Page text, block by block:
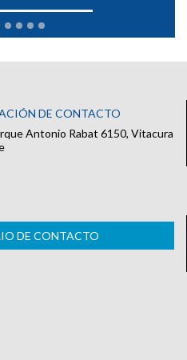
DE CONTACTO
Antonio Rabat 6150, Vitacura
DE CONTACTO